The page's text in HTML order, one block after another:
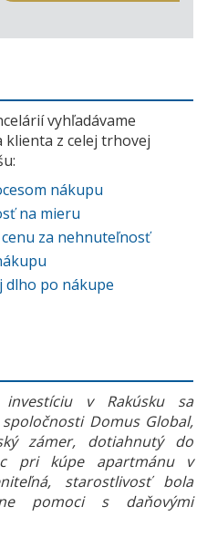
vyhľadávame
z celej trhovej
nákupu
na mieru
za nehnuteľnosť
dlho po nákupe
v Rakúsku sa
Domus Global,
zámer, dotiahnutý do
pri kúpe apartmánu v
starostlivosť bola
pomoci s daňovými